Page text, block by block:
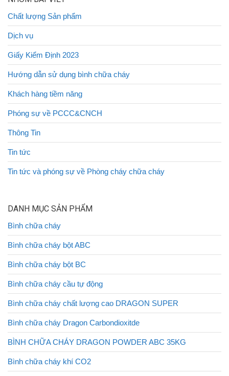
Chất lượng Sản phẩm
Dịch vụ
Giấy Kiểm Định 2023
Hướng dẫn sử dụng bình chữa cháy
Khách hàng tiềm năng
Phóng sự về PCCC&CNCH
Thông Tin
Tin tức
Tin tức và phóng sự về Phòng cháy chữa cháy
DANH MỤC SẢN PHẨM
Bình chữa cháy
Bình chữa cháy bột ABC
Bình chữa cháy bột BC
Bình chữa cháy cầu tự động
Bình chữa cháy chất lượng cao DRAGON SUPER
Bình chữa cháy Dragon Carbondioxitde
BÌNH CHỮA CHÁY DRAGON POWDER ABC 35KG
Bình chữa cháy khí CO2